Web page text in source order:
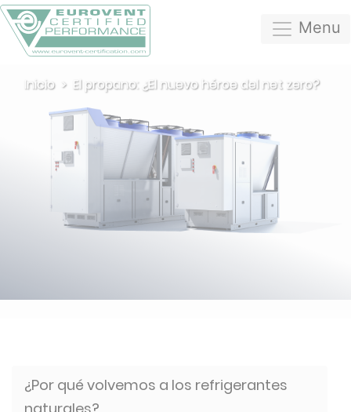
Menu
Inicio El propano: ¿El nuevo héroe del net zero?
¿Por qué volvemos a los refrigerantes